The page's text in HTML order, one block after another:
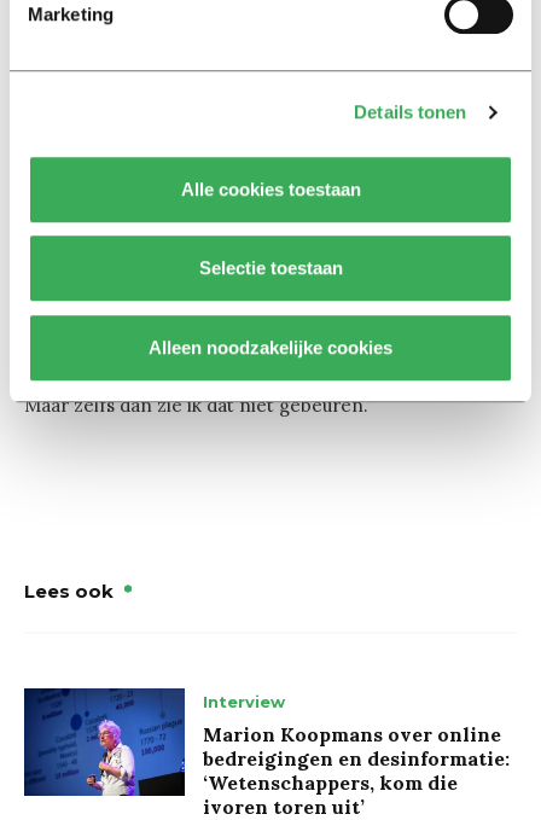
Marketing
Details tonen
Alle cookies toestaan
Selectie toestaan
Alleen noodzakelijke cookies
“Nee, daar ben ik niet bang voor. De EU is op allerlei
fronten goed bezig, en zal dat blijven doen. De banken-
unie, de energie-unie, alleen hoor je daar niet veel over.
naar Europa. Europa heeft zich van het begin af
aan ontwikkeld met horten en stoten. Maar het heeft
zich wel ontwikkeld. Frankrijk zou er ooit ook uit kunnen
stappen, bijvoorbeeld als LePen aan de macht komt.
Maar zelfs dan zie ik dat niet gebeuren.”
Lees ook
Interview
Marion Koopmans over online
bedreigingen en desinformatie:
‘Wetenschappers, kom die
ivoren toren uit’